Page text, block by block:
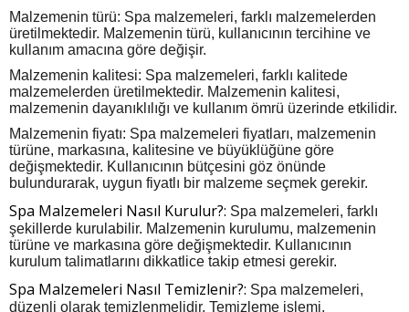
Malzemenin türü: Spa malzemeleri, farklı malzemelerden
üretilmektedir. Malzemenin türü, kullanıcının tercihine ve
kullanım amacına göre değişir.
Malzemenin kalitesi: Spa malzemeleri, farklı kalitede
malzemelerden üretilmektedir. Malzemenin kalitesi,
malzemenin dayanıklılığı ve kullanım ömrü üzerinde etkilidir.
Malzemenin fiyatı: Spa malzemeleri fiyatları, malzemenin
türüne, markasına, kalitesine ve büyüklüğüne göre
değişmektedir. Kullanıcının bütçesini göz önünde
bulundurarak, uygun fiyatlı bir malzeme seçmek gerekir.
Spa Malzemeleri Nasıl Kurulur?: Spa malzemeleri, farklı
şekillerde kurulabilir. Malzemenin kurulumu, malzemenin
türüne ve markasına göre değişmektedir. Kullanıcının
kurulum talimatlarını dikkatlice takip etmesi gerekir.
Spa Malzemeleri Nasıl Temizlenir?: Spa malzemeleri,
düzenli olarak temizlenmelidir. Temizleme işlemi,